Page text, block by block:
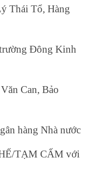
Thái Tổ, Hàng
Đông Kinh
Can, Bảo
hàng Nhà nước
TẠM CẤM với